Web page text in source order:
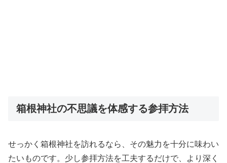
箱根神社の不思議を体感する参拝方法
せっかく箱根神社を訪れるなら、その魅力を十分に味わい
たいものです。少し参拝方法を工夫するだけで、より深く